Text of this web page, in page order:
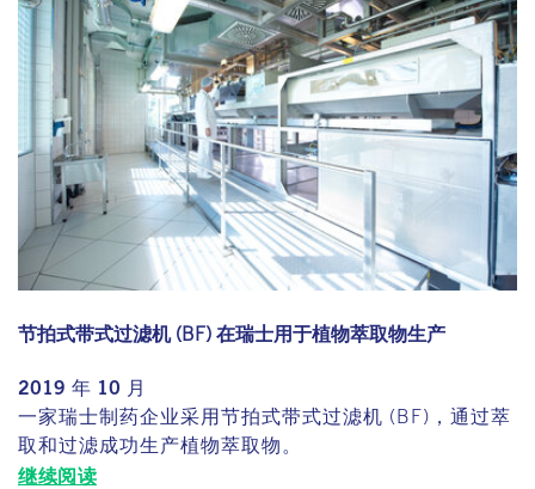
节拍式带式过滤机 (BF) 在瑞士用于植物萃取物生产
2019 年 10 月
一家瑞士制药企业采用节拍式带式过滤机 (BF)，通过萃
取和过滤成功生产植物萃取物。
继续阅读